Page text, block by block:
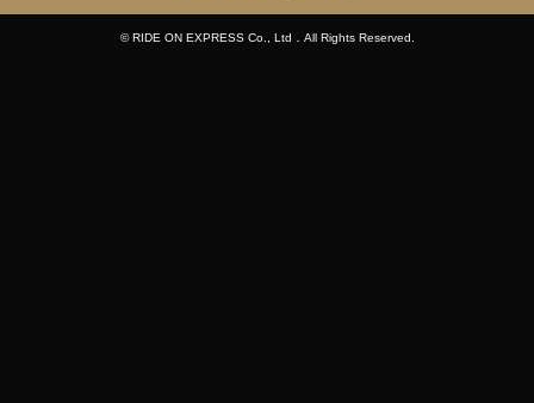
© RIDE ON EXPRESS Co., Ltd．All Rights Reserved.